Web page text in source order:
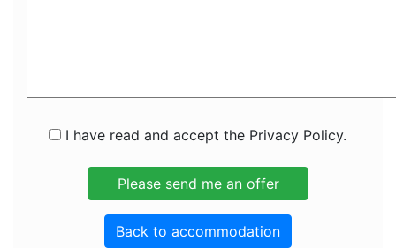
I have read and accept the Privacy Policy.
Back to accommodation